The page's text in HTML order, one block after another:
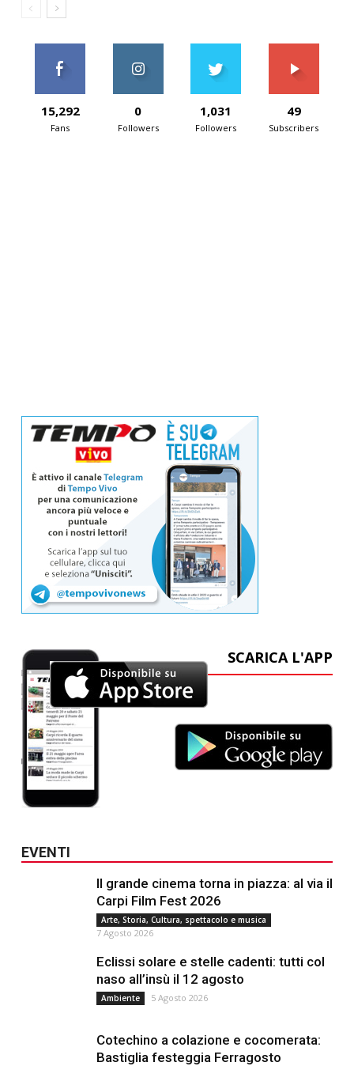
15,292
Fans
0
Followers
1,031
Followers
49
Subscribers
SCARICA L'APP
EVENTI
Il grande cinema torna in piazza: al via il
Carpi Film Fest 2026
Arte, Storia, Cultura, spettacolo e musica
7 Agosto 2026
Eclissi solare e stelle cadenti: tutti col
naso all’insù il 12 agosto
Ambiente 5 Agosto 2026
Cotechino a colazione e cocomerata:
Bastiglia festeggia Ferragosto